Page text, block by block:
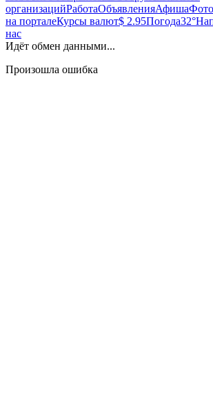
организацийРаботаОбъявленияАфишаФото
на порталеКурсы валют$ 2.95Погода32°
нас
Идёт обмен данными...
Произошла ошибка